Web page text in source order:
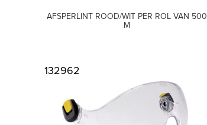
AFSPERLINT ROOD/WIT PER ROL VAN 500
M
132962